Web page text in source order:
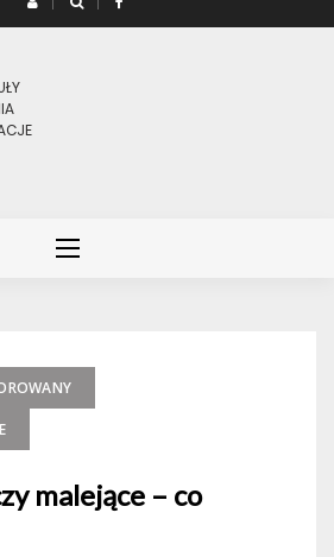
malejące – co